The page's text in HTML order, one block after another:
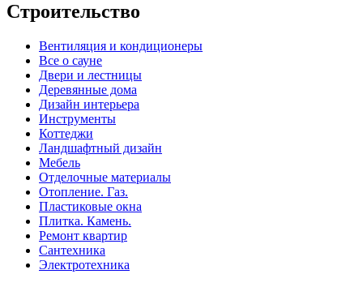
Строительство
Вентиляция и кондиционеры
Все о сауне
Двери и лестницы
Деревянные дома
Дизайн интерьера
Инструменты
Коттеджи
Ландшафтный дизайн
Мебель
Отделочные материалы
Отопление. Газ.
Пластиковые окна
Плитка. Камень.
Ремонт квартир
Сантехника
Электротехника